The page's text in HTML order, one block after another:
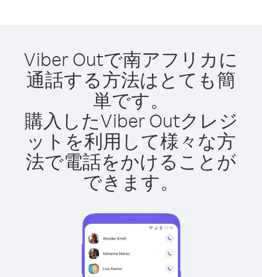
Viber Outで南アフリカに
通話する方法はとても簡
単です。
購入したViber Outクレジ
ットを利用して様々な方
法で電話をかけることが
できます。